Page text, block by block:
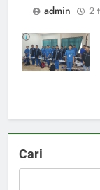
admin
2
Cari